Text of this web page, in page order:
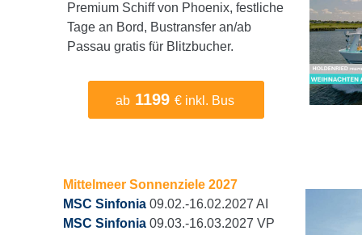
Premium Schiff von Phoenix, festliche
Tage an Bord, Bustransfer an/ab
Passau gratis für Blitzbucher.
ab1199 € inkl. Bus
Mittelmeer Sonnenziele 2027
MSC Sinfonia 09.02.-16.02.2027 AI
MSC Sinfonia 09.03.-16.03.2027 VP